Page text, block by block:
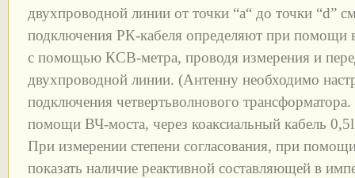
двухпроводной линии от точки “a“ до точки “d”
подключения РК-кабеля определяют при помощи
с помощью КСВ-метра, проводя измерения и
двухпроводной линии. (Антенну необходимо
подключения четвертьволнового
помощи ВЧ-моста, через коаксиальный кабель
При измерении степени согласования, при
показать наличие реактивной составляющей в